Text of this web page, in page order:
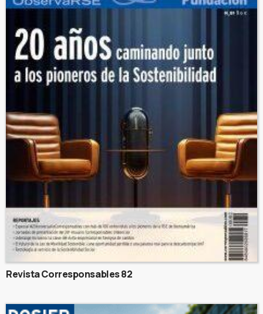
Revista Corresponsables 82